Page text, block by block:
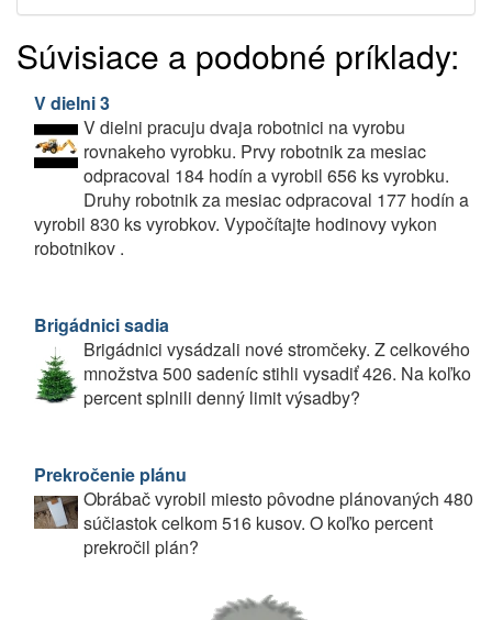
Súvisiace a podobné príklady:
V dielni 3
V dielni pracuju dvaja robotnici na vyrobu
rovnakeho vyrobku. Prvy robotnik za mesiac
odpracoval 184 hodín a vyrobil 656 ks vyrobku.
Druhy robotnik za mesiac odpracoval 177 hodín a
vyrobil 830 ks vyrobkov. Vypočítajte hodinovy vykon
robotnikov .
Brigádnici sadia
Brigádnici vysádzali nové stromčeky. Z celkového
množstva 500 sadeníc stihli vysadiť 426. Na koľko
percent splnili denný limit výsadby?
Prekročenie plánu
Obrábač vyrobil miesto pôvodne plánovaných 480
súčiastok celkom 516 kusov. O koľko percent
prekročil plán?